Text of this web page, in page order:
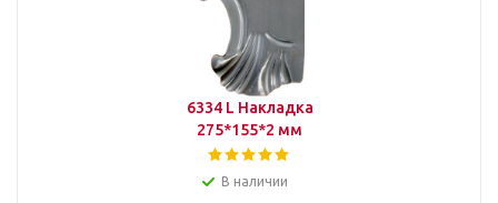
6334 L Накладка
275*155*2 мм
В наличии